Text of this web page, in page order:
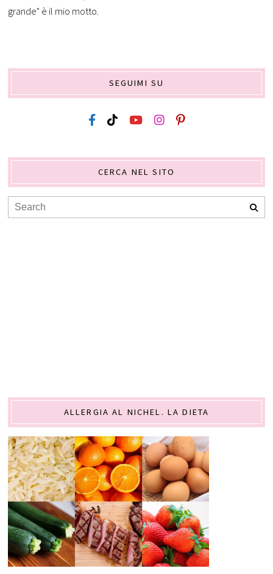
grande" è il mio motto.
SEGUIMI SU
CERCA NEL SITO
ALLERGIA AL NICHEL. LA DIETA